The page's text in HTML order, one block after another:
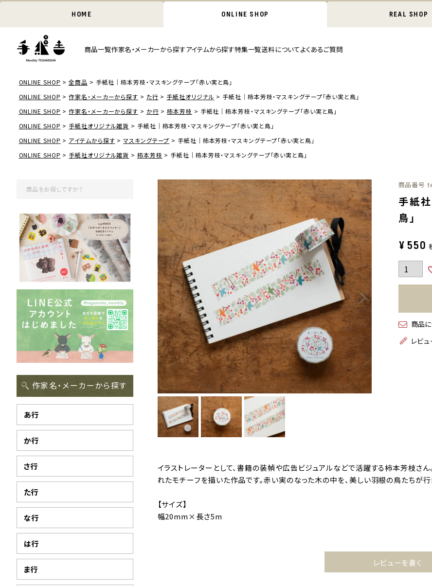
HOME ONLINE SHOP REAL SHOP
商品一覧作家名・メーカーから探すアイテムから探す特集一覧送料についてよくあるご質問
ONLINE SHOP 全商品
手紙社｜柿本芳枝・マスキングテープ「赤い実と鳥」
ONLINE SHOP
作家名・メーカーから探す た行 手紙社オリジナル
手紙社｜柿本芳枝・マスキングテープ「赤い実と鳥」
ONLINE SHOP
作家名・メーカーから探す か行 柿本芳枝
手紙社｜柿本芳枝・マスキングテープ「赤い実と鳥」
ONLINE SHOP
手紙社オリジナル雑貨
手紙社｜柿本芳枝・マスキングテープ「赤い実と鳥」
ONLINE SHOP
アイテムから探す マスキングテープ
手紙社｜柿本芳枝・マスキングテープ「赤い実と鳥」
ONLINE SHOP
手紙社オリジナル雑貨 柿本芳枝 手紙社｜柿本芳枝・マスキングテープ「赤い実と鳥」
作家名・メーカーから探す
あ行
か行
さ行
た行
な行
は行
ま行
商品番号
手紙
鳥」
¥ 550
商品
レビ
イラストレーターとして、書籍の装幀や広告ビジュアルなどで活躍する柿本芳枝さ
れたモチーフを描いた作品です。赤い実のなった木の中を、美しい羽根の鳥たちが
【サイズ】
幅20mm×長さ5m
レビューを書く